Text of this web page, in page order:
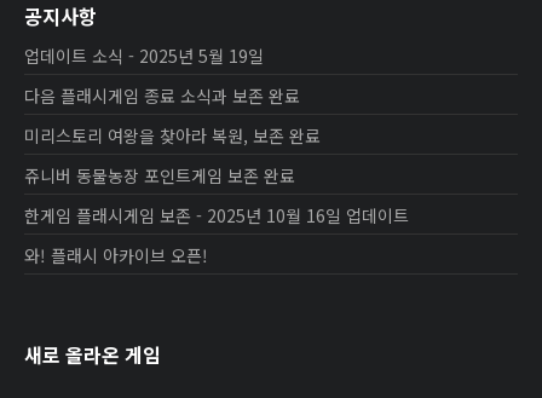
공지사항
업데이트 소식 - 2025년 5월 19일
다음 플래시게임 종료 소식과 보존 완료
미리스토리 여왕을 찾아라 복원, 보존 완료
쥬니버 동물농장 포인트게임 보존 완료
한게임 플래시게임 보존 - 2025년 10월 16일 업데이트
와! 플래시 아카이브 오픈!
새로 올라온 게임